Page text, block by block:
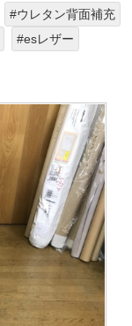
#ウレタン背面補充
#esレザー